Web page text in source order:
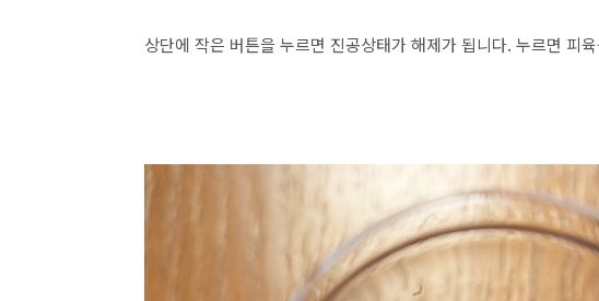
상단에 작은 버튼을 누르면 진공상태가 해제가 됩니다. 누르면 피